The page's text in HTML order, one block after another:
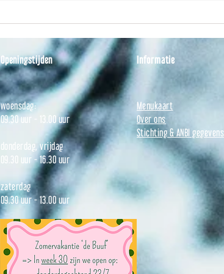
Openingstijden
woensdag:
09.30 uur - 13.00 uur
donderdag, vrijdag
09.30 uur - 16.30 uur
zaterdag
09.30 uur - 13.00 uur
Informatie
Menukaart
Over ons
Stichting & ANBI gegevens